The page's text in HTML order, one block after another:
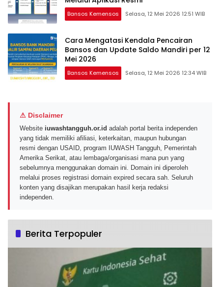
Bansos Kemensos Selasa, 12 Mei 2026 12:51 WIB
Cara Mengatasi Kendala Pencairan
Bansos dan Update Saldo Mandiri per 12
Mei 2026
Bansos Kemensos Selasa, 12 Mei 2026 12:34 WIB
⚠ Disclaimer
Website iuwashtangguh.or.id adalah portal berita independen
yang tidak memiliki afiliasi, keterkaitan, maupun hubungan
resmi dengan USAID, program IUWASH Tangguh, Pemerintah
Amerika Serikat, atau lembaga/organisasi mana pun yang
sebelumnya menggunakan domain ini. Domain ini diperoleh
melalui proses registrasi domain expired secara sah. Seluruh
konten yang disajikan merupakan hasil kerja redaksi
independen.
Berita Terpopuler